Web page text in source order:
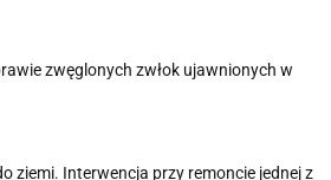
zwęglonych zwłok ujawnionych w
ziemi. Interwencja przy remoncie jednej z